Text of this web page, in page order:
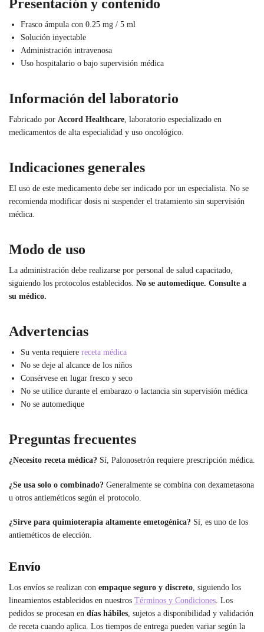
Presentación y contenido
Frasco ámpula con 0.25 mg / 5 ml
Solución inyectable
Administración intravenosa
Uso hospitalario o bajo supervisión médica
Información del laboratorio
Fabricado por Accord Healthcare, laboratorio especializado en
medicamentos de alta especialidad y uso oncológico.
Indicaciones generales
El uso de este medicamento debe ser indicado por un especialista. No se
recomienda modificar dosis ni suspender el tratamiento sin supervisión
médica.
Modo de uso
La administración debe realizarse por personal de salud capacitado,
siguiendo los protocolos establecidos. No se automedique. Consulte a
su médico.
Advertencias
Su venta requiere receta médica
No se deje al alcance de los niños
Consérvese en lugar fresco y seco
No se utilice durante el embarazo o lactancia sin supervisión médica
No se automedique
Preguntas frecuentes
¿Necesito receta médica? Sí, Palonosetrón requiere prescripción médica.
¿Se usa solo o combinado? Generalmente se combina con dexametasona
u otros antieméticos según el protocolo.
¿Sirve para quimioterapia altamente emetogénica? Sí, es uno de los
antieméticos de elección.
Envío
Los envíos se realizan con empaque seguro y discreto, siguiendo los
lineamientos establecidos en nuestros Términos y Condiciones. Los
pedidos se procesan en días hábiles, sujetos a disponibilidad y validación
de receta cuando aplica. Los tiempos de entrega pueden variar según la